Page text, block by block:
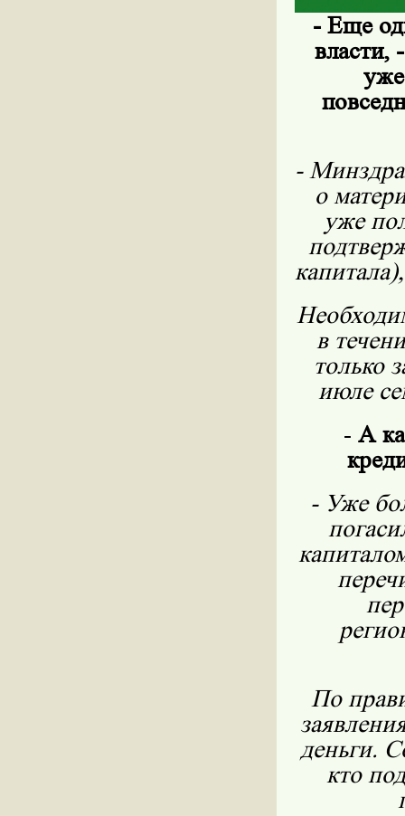
- Еще
власти,
-
о
уже
в
только
июле
- А
- Уже
По
деньги.
кто